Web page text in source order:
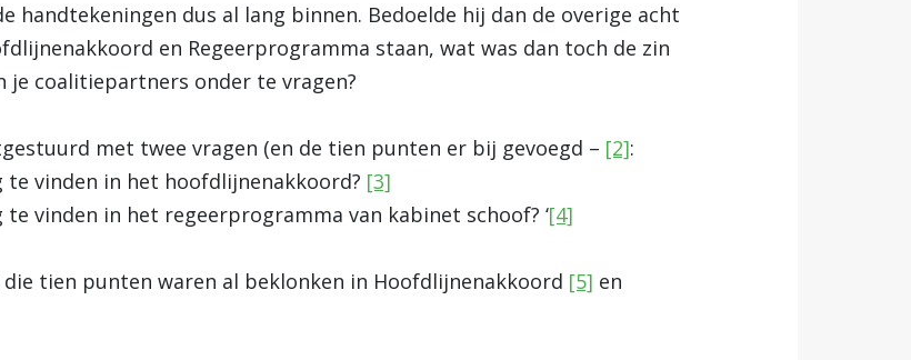
handtekeningen dus al lang binnen. Bedoelde hij dan de overige acht
en Regeerprogramma staan, wat was dan toch de zin
je coalitiepartners onder te vragen?
met twee vragen (en de tien punten er bij gevoegd – [2]:
vinden in het hoofdlijnenakkoord? [3]
vinden in het regeerprogramma van kabinet schoof? ‘[4]
tien punten waren al beklonken in Hoofdlijnenakkoord [5] en